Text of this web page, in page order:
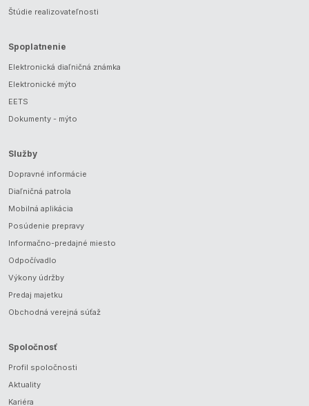
Štúdie realizovateľnosti
Spoplatnenie
Elektronická diaľničná známka
Elektronické mýto
EETS
Dokumenty - mýto
Služby
Dopravné informácie
Diaľničná patrola
Mobilná aplikácia
Posúdenie prepravy
Informačno-predajné miesto
Odpočívadlo
Výkony údržby
Predaj majetku
Obchodná verejná súťaž
Spoločnosť
Profil spoločnosti
Aktuality
Kariéra